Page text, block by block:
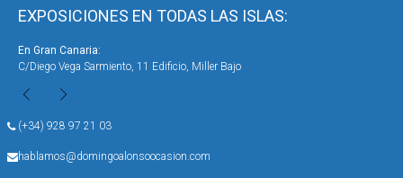
EXPOSICIONES EN TODAS LAS ISLAS:
En Gran Canaria:
C/Diego Vega Sarmiento, 11 Edificio, Miller Bajo
(+34) 928 97 21 03
hablamos@domingoalonsoocasion.com